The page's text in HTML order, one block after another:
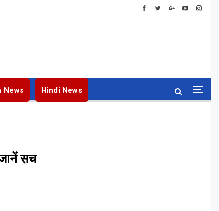
News Hindi News
सच